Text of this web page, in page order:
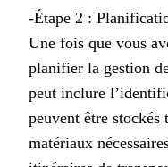
-Étape 2 :
Une fois que vous
planifier la gestion
peut inclure
peuvent être
matériaux